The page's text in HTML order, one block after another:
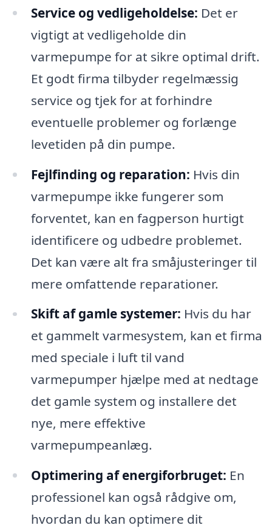
Service og vedligeholdelse: Det er
vigtigt at vedligeholde din
varmepumpe for at sikre optimal drift.
Et godt firma tilbyder regelmæssig
service og tjek for at forhindre
eventuelle problemer og forlænge
levetiden på din pumpe.
Fejlfinding og reparation: Hvis din
varmepumpe ikke fungerer som
forventet, kan en fagperson hurtigt
identificere og udbedre problemet.
Det kan være alt fra småjusteringer til
mere omfattende reparationer.
Skift af gamle systemer: Hvis du har
et gammelt varmesystem, kan et firma
med speciale i luft til vand
varmepumper hjælpe med at nedtage
det gamle system og installere det
nye, mere effektive
varmepumpeanlæg.
Optimering af energiforbruget: En
professionel kan også rådgive om,
hvordan du kan optimere dit